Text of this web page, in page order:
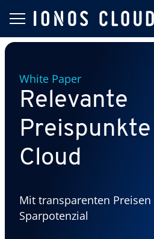
White Paper
Relevante
Cloud
Mit transparenten
Sparpotenzial